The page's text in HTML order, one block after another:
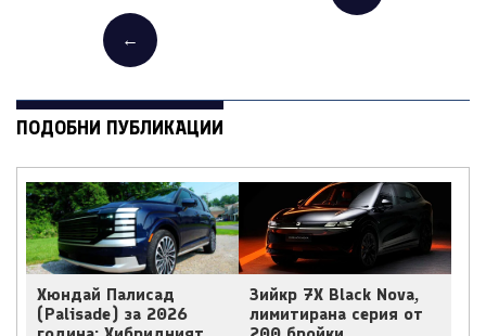
←
ПОДОБНИ ПУБЛИКАЦИИ
Хюндай Палисад
(Palisade) за 2026
Зийкр 7X Black Nova,
лимитирана серия от